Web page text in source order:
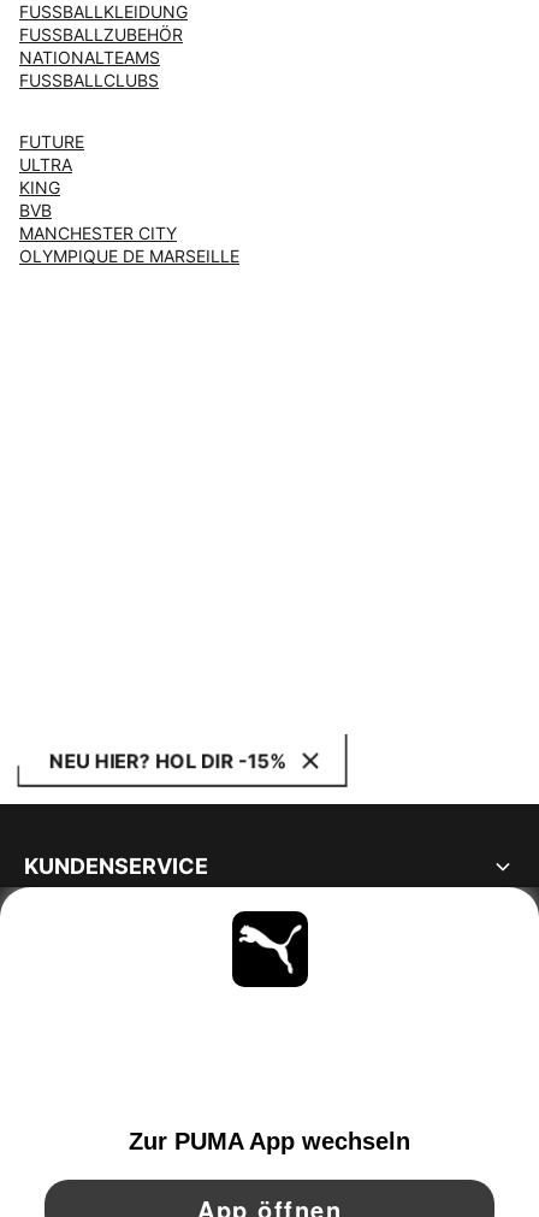
FUSSBALLKLEIDUNG
FUSSBALLZUBEHÖR
NATIONALTEAMS
FUSSBALLCLUBS
FUTURE
ULTRA
KING
BVB
MANCHESTER CITY
OLYMPIQUE DE MARSEILLE
NEU HIER? HOL DIR -15%
KUNDENSERVICE
BLEIBE IMMER AUF DEM LAUFENDEN
YouTube Pinterest